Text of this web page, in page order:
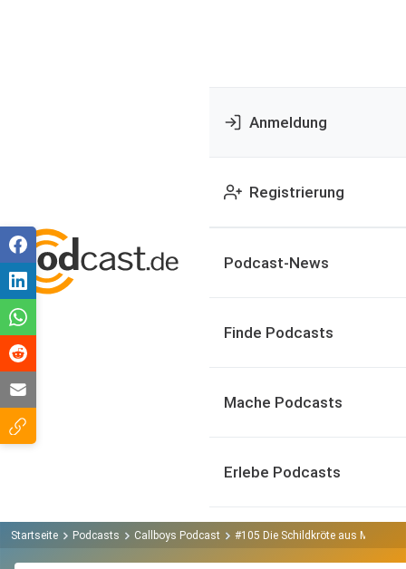
Anmeldung
Registrierung
Podcast-News
Finde Podcasts
Mache Podcasts
Erlebe Podcasts
Startseite Podcasts Callboys Podcast #105 Die Schildkröte aus Marokko